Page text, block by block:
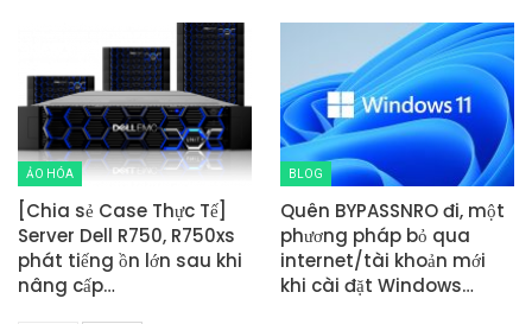
ẢO HÓA
[Chia sẻ Case Thực Tế]
Server Dell R750, R750xs
phát tiếng ồn lớn sau khi
nâng cấp…
BLOG
Quên BYPASSNRO đi, một
phương pháp bỏ qua
internet/tài khoản mới
khi cài đặt Windows…